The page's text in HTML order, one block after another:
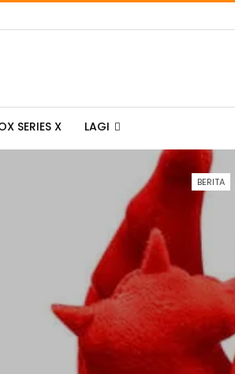
SERIES X LAGI
BERITA